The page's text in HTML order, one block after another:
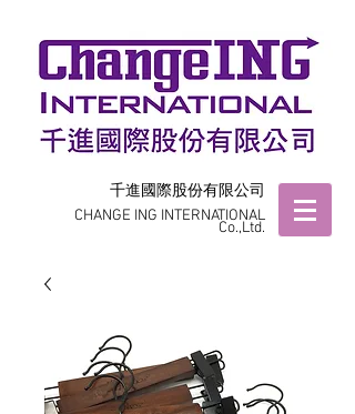
千進國際股份有限公司
CHANGE ING INTERNATIONAL
Co.,Ltd.